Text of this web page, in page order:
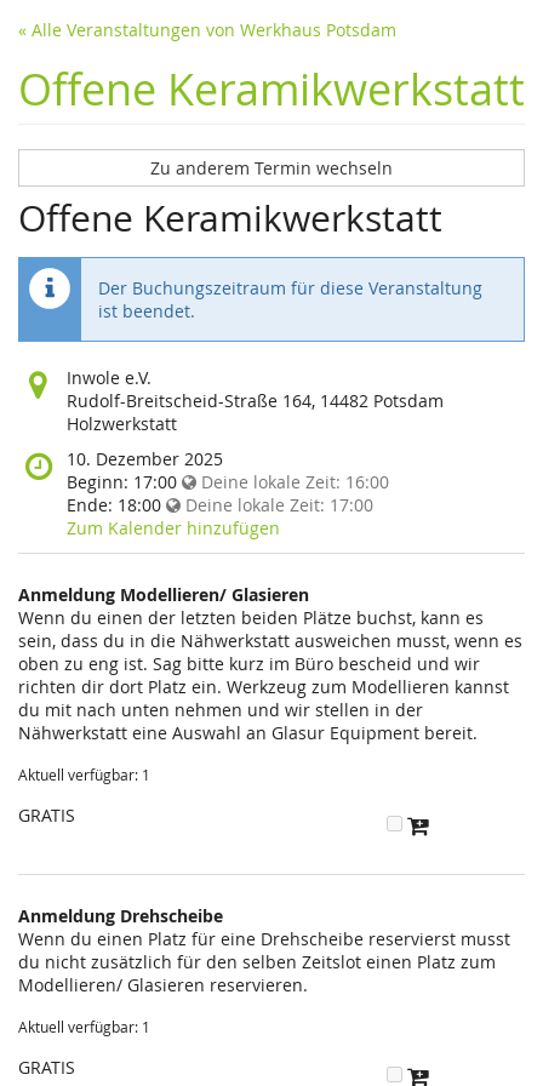
« Alle Veranstaltungen von Werkhaus Potsdam
Offene Keramikwerkstatt
Zu anderem Termin wechseln
Offene Keramikwerkstatt
Der Buchungszeitraum für diese Veranstaltung
ist beendet.
Wo
findet
diese
statt?
Inwole e.V.
Rudolf-Breitscheid-Straße 164, 14482 Potsdam
Holzwerkstatt
Wann
findet
diese
Veranstaltung
statt?
10. Dezember 2025
Beginn: 17:00 Deine lokale Zeit: 16:00
Ende: 18:00 Deine lokale Zeit: 17:00
Zum Kalender hinzufügen
Anmeldung Modellieren/ Glasieren
Wenn du einen der letzten beiden Plätze buchst, kann es
sein, dass du in die Nähwerkstatt ausweichen musst, wenn es
oben zu eng ist. Sag bitte kurz im Büro bescheid und wir
richten dir dort Platz ein. Werkzeug zum Modellieren kannst
du mit nach unten nehmen und wir stellen in der
Nähwerkstatt eine Auswahl an Glasur Equipment bereit.
Aktuell verfügbar: 1
GRATIS
Anmeldung Drehscheibe
Wenn du einen Platz für eine Drehscheibe reservierst musst
du nicht zusätzlich für den selben Zeitslot einen Platz zum
Modellieren/ Glasieren reservieren.
Aktuell verfügbar: 1
GRATIS